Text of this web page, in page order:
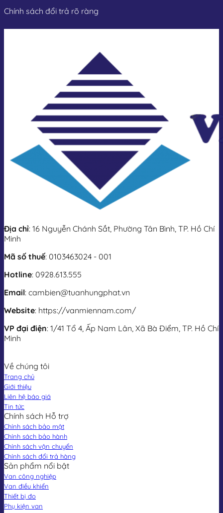
Chính sách đổi trả rõ ràng
Địa chỉ: 16 Nguyễn Chánh Sắt, Phường Tân Bình, TP. Hồ Chí
Minh
Mã số thuế: 0103463024 - 001
Hotline: 0928.613.555
Email: cambien@tuanhungphat.vn
Website: https://vanmiennam.com/
VP đại điện: 1/41 Tổ 4, Ấp Nam Lân, Xã Bà Điểm, TP. Hồ Chí
Minh
Về chúng tôi
Trang chủ
Giới thiệu
Liên hệ báo giá
Tin tức
Chính sách Hỗ trợ
Chính sách bảo mật
Chính sách bảo hành
Chính sách vận chuyển
Chính sách đổi trả hàng
Sản phẩm nổi bật
Van công nghiệp
Van điều khiển
Thiết bị đo
Phụ kiện van